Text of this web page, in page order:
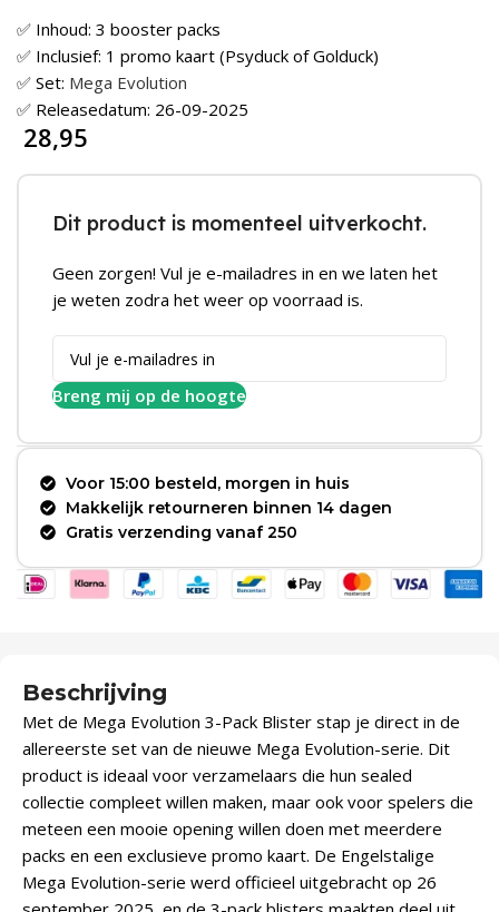
✅ Inhoud: 3 booster packs
✅ Inclusief: 1 promo kaart (Psyduck of Golduck)
✅ Set: Mega Evolution
✅ Releasedatum: 26-09-2025
28,95
Dit product is momenteel uitverkocht.
Geen zorgen! Vul je e-mailadres in en we laten het
je weten zodra het weer op voorraad is.
Breng mij op de hoogte
Voor 15:00 besteld, morgen in huis
Makkelijk retourneren binnen 14 dagen
Gratis verzending vanaf 250
Beschrijving
Met de Mega Evolution 3-Pack Blister stap je direct in de
allereerste set van de nieuwe Mega Evolution-serie. Dit
product is ideaal voor verzamelaars die hun sealed
collectie compleet willen maken, maar ook voor spelers die
meteen een mooie opening willen doen met meerdere
packs en een exclusieve promo kaart. De Engelstalige
Mega Evolution-serie werd officieel uitgebracht op 26